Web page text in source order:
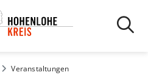
Veranstaltungen